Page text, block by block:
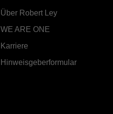
Über Robert Ley
WE ARE ONE
Karriere
Hinweisgeberformular